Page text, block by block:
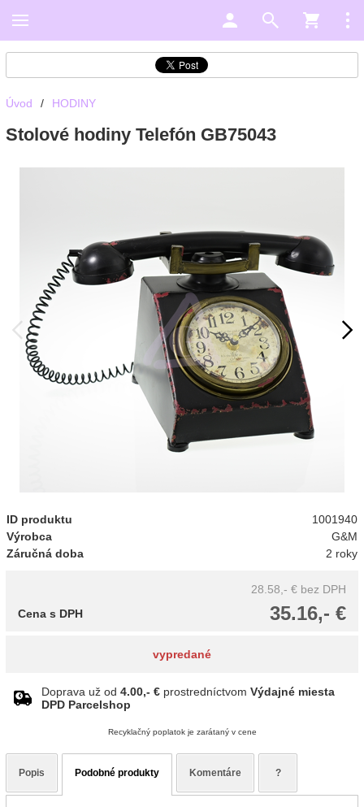
Úvod / HODINY
Stolové hodiny Telefón GB75043
ID produktu
1001940
Výrobca
G&M
Záručná doba
2 roky
28.58,- € bez DPH
35.16,- €
Cena s DPH
vypredané
Doprava už od 4.00,- € prostredníctvom Výdajné miesta
DPD Parcelshop
Recyklačný poplatok je zarátaný v cene
Popis Podobné produkty Komentáre ?